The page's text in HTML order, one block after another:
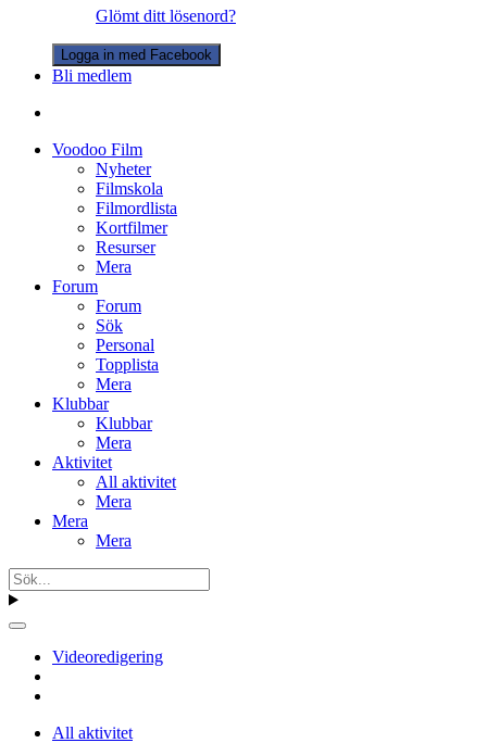
Glömt ditt lösenord?
Logga in med Facebook
Bli medlem
Voodoo Film
Nyheter
Filmskola
Filmordlista
Kortfilmer
Resurser
Mera
Forum
Forum
Sök
Personal
Topplista
Mera
Klubbar
Klubbar
Mera
Aktivitet
All aktivitet
Mera
Mera
Mera
Videoredigering
All aktivitet